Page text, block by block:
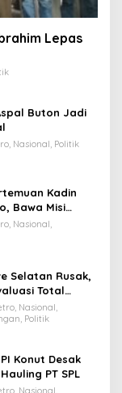
Lepas
Buton Jadi
Nasional, Politik
Kadin
Bawa Misi
Nasional,
Selatan Rusak,
Total
Nasional,
Politik
Konut Desak
PT SPL
Nasional,